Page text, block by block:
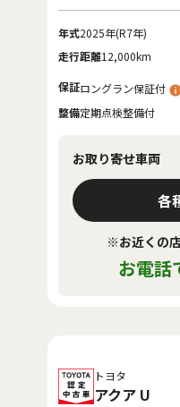
年式2025年(R7年)
走行距離12,000km
保証ロングラン保証付
整備定期点検整備付
お取り寄せ車両
各
※お近くの
お電話
トヨタ
アクア U